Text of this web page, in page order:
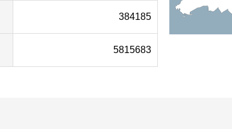
384185
5815683